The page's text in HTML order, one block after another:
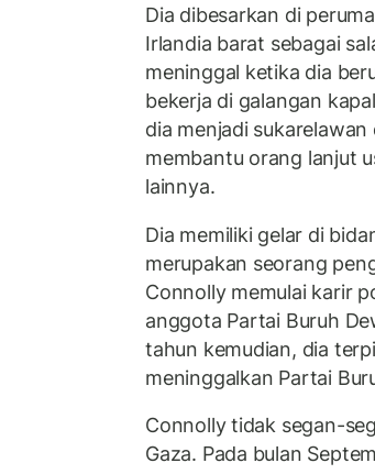
Dia dibesarkan di
Irlandia barat sebagai
meninggal ketika dia
bekerja di galangan
dia menjadi
membantu orang lanjut
lainnya.
Dia memiliki gelar di
merupakan seorang
Connolly memulai karir
anggota Partai Buruh
tahun kemudian, dia
meninggalkan Partai
Connolly tidak segan-
Gaza. Pada bulan